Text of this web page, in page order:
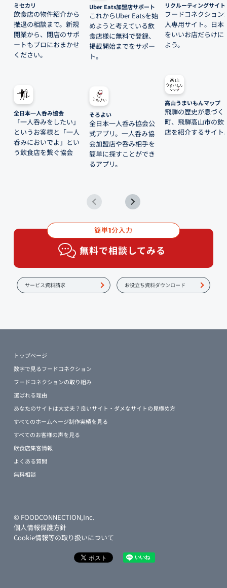
ミセカリ
飲食店の物件紹介から
撤退の相談まで。新規
開業から、閉店のサポ
ートもプロにおまかせ
ください。
全日本一人呑み協会
「一人呑みをしたい」
というお客様と「一人
呑みにおいでよ」とい
う飲食店を繋ぐ協会
Uber Eats加盟店サポート
これからUber Eatsを始
めようと考えている飲
食店様に無料で登録、
掲載開始までをサポー
ト。
そろよい
全日本一人呑み協会公
式アプリ。一人呑み協
会加盟店や呑み相手を
簡単に探すことができ
るアプリ。
リクルーティングサイト
フードコネクション
人専用サイト。日本
をいいお店だらけに
よう。
高山うまいもんマップ
飛騨の歴史が息づく
町、飛騨高山市の飲
店を紹介するサイト
簡単1分入力
無料で相談してみる
サービス資料請求 お役立ち資料ダウンロード
トップページ
数字で見るフードコネクション
フードコネクションの取り組み
選ばれる理由
あなたのサイトは大丈夫？良いサイト・ダメなサイトの見極め方
すべてのホームページ制作実績を見る
すべてのお客様の声を見る
飲食店集客情報
よくある質問
無料相談
© FOODCONNECTION,Inc.
個人情報保護方針
Cookie情報等の取り扱いについて